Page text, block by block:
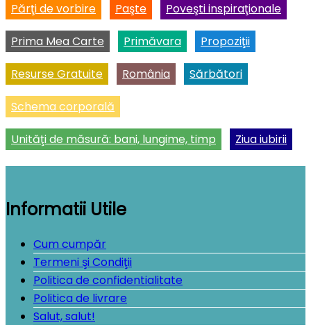
Părţi de vorbire Paşte Poveşti inspiraţionale
Prima Mea Carte Primăvara Propoziţii
Resurse Gratuite România Sărbători
Schema corporală
Unităţi de măsură: bani, lungime, timp Ziua iubirii
Informatii Utile
Cum cumpăr
Termeni şi Condiţii
Politica de confidentialitate
Politica de livrare
Salut, salut!